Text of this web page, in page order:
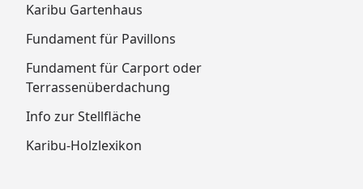
Karibu Gartenhaus
Fundament für Pavillons
Fundament für Carport oder
Terrassenüberdachung
Info zur Stellfläche
Karibu-Holzlexikon